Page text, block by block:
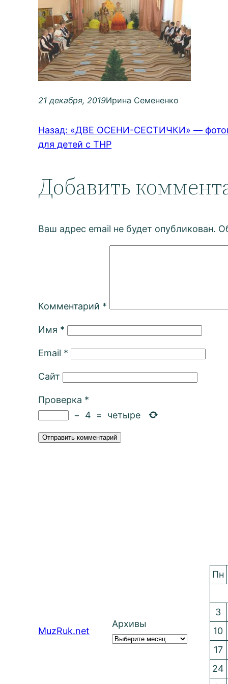
21 декабря, 2019Ирина Семененко
Назад: «ДВЕ ОСЕНИ-СЕСТИЧКИ» —
для детей с ТНР
Добавить
Ваш адрес email не будет опубликован.
Комментарий *
Имя *
Email *
Сайт
Проверка *
−
4 = четыре
MuzRuk.net
Архивы
Пн
3
10
17
24